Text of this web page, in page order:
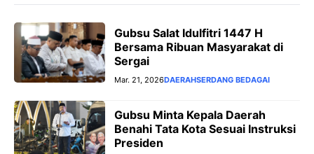
Gubsu Salat Idulfitri 1447 H
Bersama Ribuan Masyarakat di
Sergai
Mar. 21, 2026DAERAHSERDANG BEDAGAI
Gubsu Minta Kepala Daerah
Benahi Tata Kota Sesuai Instruksi
Presiden